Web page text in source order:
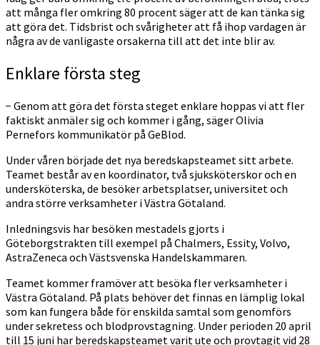
att många fler omkring 80 procent säger att de kan tänka sig
att göra det. Tidsbrist och svårigheter att få ihop vardagen är
några av de vanligaste orsakerna till att det inte blir av.
Enklare första steg
− Genom att göra det första steget enklare hoppas vi att fler
faktiskt anmäler sig och kommer i gång, säger Olivia
Pernefors kommunikatör på GeBlod.
Under våren började det nya beredskapsteamet sitt arbete.
Teamet består av en koordinator, två sjuksköterskor och en
undersköterska, de besöker arbetsplatser, universitet och
andra större verksamheter i Västra Götaland.
Inledningsvis har besöken mestadels gjorts i
Göteborgstrakten till exempel på Chalmers, Essity, Volvo,
AstraZeneca och Västsvenska Handelskammaren.
Teamet kommer framöver att besöka fler verksamheter i
Västra Götaland. På plats behöver det finnas en lämplig lokal
som kan fungera både för enskilda samtal som genomförs
under sekretess och blodprovstagning. Under perioden 20 april
till 15 juni har beredskapsteamet varit ute och provtagit vid 28